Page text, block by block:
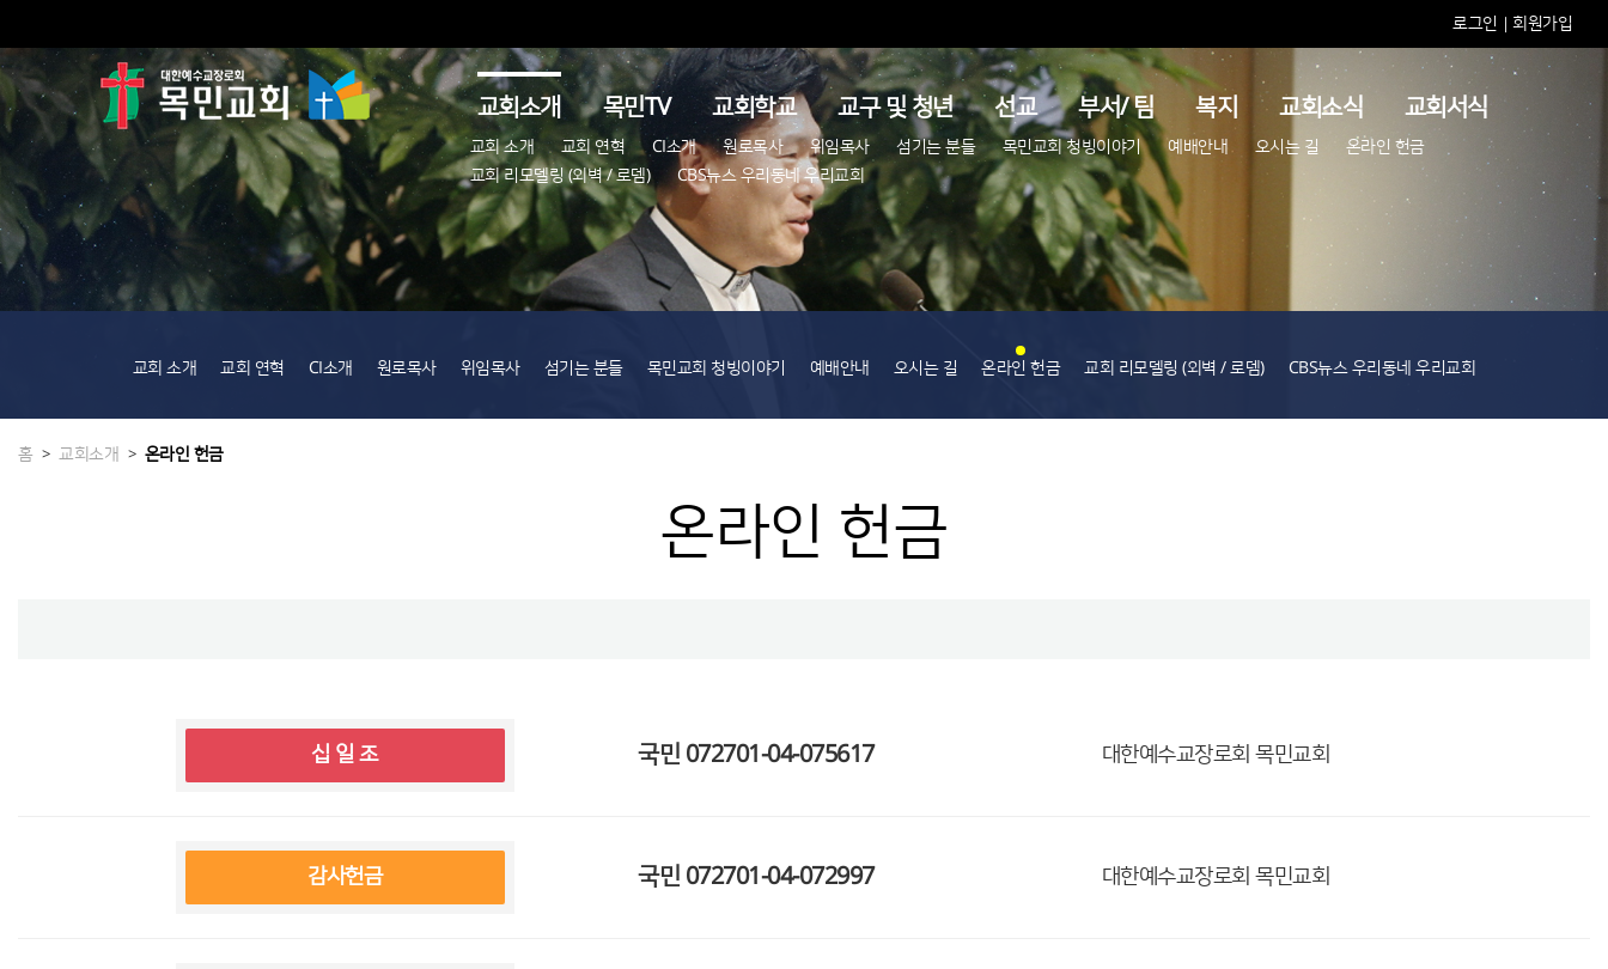
교회소개
교회 소개 교회 연혁 CI소개 원로목사 위임목사 섬기는 분들 목민교회 청빙이야기 예배안내 오시는 길
온라인 헌금
교회 리모델링 (외벽 / 로뎀)
CBS뉴스 우리동네 우리교회
목민TV 교회학교 교구 및 청년 선교 부서/ 팀 복지 교회소식 교회서식
로그인 회원가입
교회 소개 교회 연혁 CI소개 원로목사 위임목사 섬기는 분들 목민교회 청빙이야기 예배안내 오시는 길 온라인 헌금 교회 리모델링 (외벽 / 로뎀) CBS뉴스 우리동네 우리교회
홈 > 교회소개 > 온라인 헌금
온라인 헌금
십 일 조 국민 072701-04-075617 대한예수교장로회 목민교회
감사헌금 국민 072701-04-072997 대한예수교장로회 목민교회